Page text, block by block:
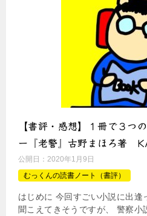
【書評・感想】１冊で３つ
ー『老警』古野まほろ著
公開日： 2020年1月9日
むっくんの読書ノート（書評）
はじめに 今回すごい小説に出逢
聞こえてきそうですが、 警察小